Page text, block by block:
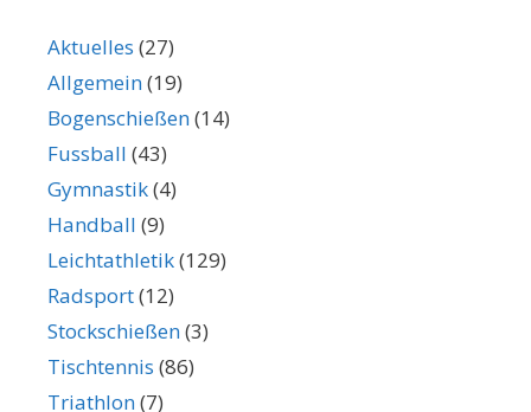
Aktuelles (27)
Allgemein(19)
Bogenschießen(14)
Fussball (43)
Gymnastik(4)
Handball (9)
Leichtathletik(129)
Radsport(12)
Stockschießen(3)
Tischtennis (86)
Triathlon(7)